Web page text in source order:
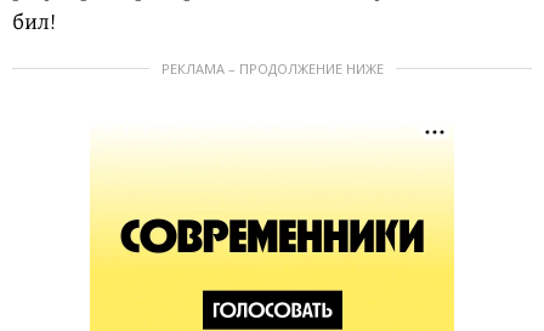
бил!
РЕКЛАМА – ПРОДОЛЖЕНИЕ НИЖЕ